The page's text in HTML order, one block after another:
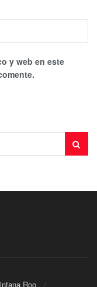
y web en este
Roo